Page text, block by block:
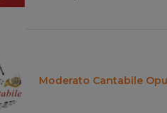
Moderato Cantabile